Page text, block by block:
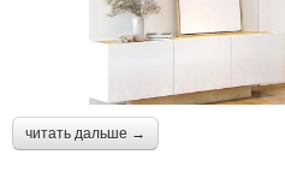
читать дальше →